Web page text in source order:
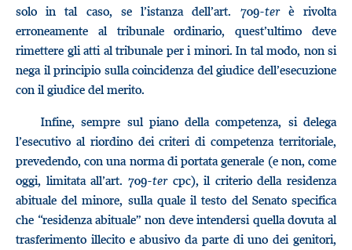
solo in tal caso, se l’istanza dell’art. 709-ter è rivolta
erroneamente al tribunale ordinario, quest’ultimo deve
rimettere gli atti al tribunale per i minori. In tal modo, non si
nega il principio sulla coincidenza del giudice dell’esecuzione
con il giudice del merito.
Infine, sempre sul piano della competenza, si delega
l’esecutivo al riordino dei criteri di competenza territoriale,
prevedendo, con una norma di portata generale (e non, come
oggi, limitata all’art. 709-ter cpc), il criterio della residenza
abituale del minore, sulla quale il testo del Senato specifica
che “residenza abituale” non deve intendersi quella dovuta al
trasferimento illecito e abusivo da parte di uno dei genitori,